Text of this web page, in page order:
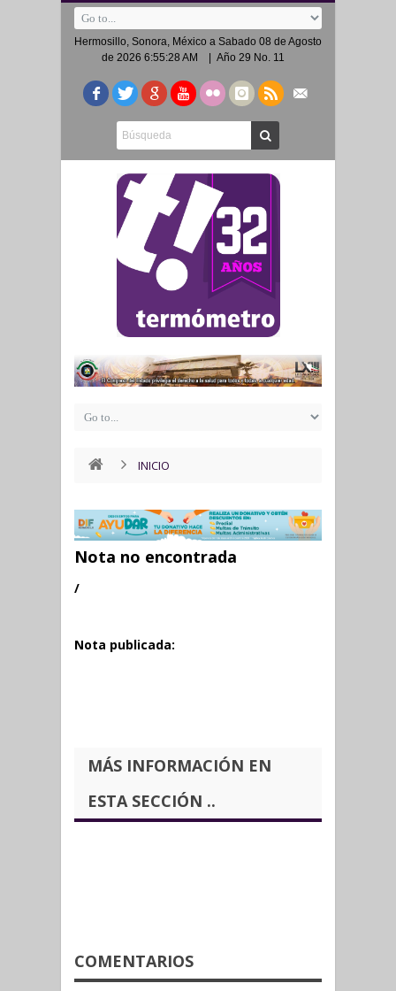
Hermosillo, Sonora, México a Sabado 08 de Agosto
de 2026 6:55:28 AM
| Año 29 No. 11
INICIO
Nota no encontrada
/
Nota publicada:
MÁS INFORMACIÓN EN
ESTA SECCIÓN ..
COMENTARIOS